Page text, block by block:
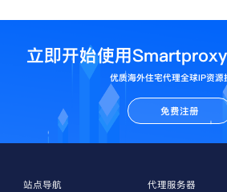
立即开始使用
优质海外住宅代理全球IP资源
免费注册
站点导航 代理服务器